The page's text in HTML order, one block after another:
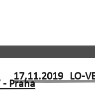
17.11.2019 LO-
- Praha